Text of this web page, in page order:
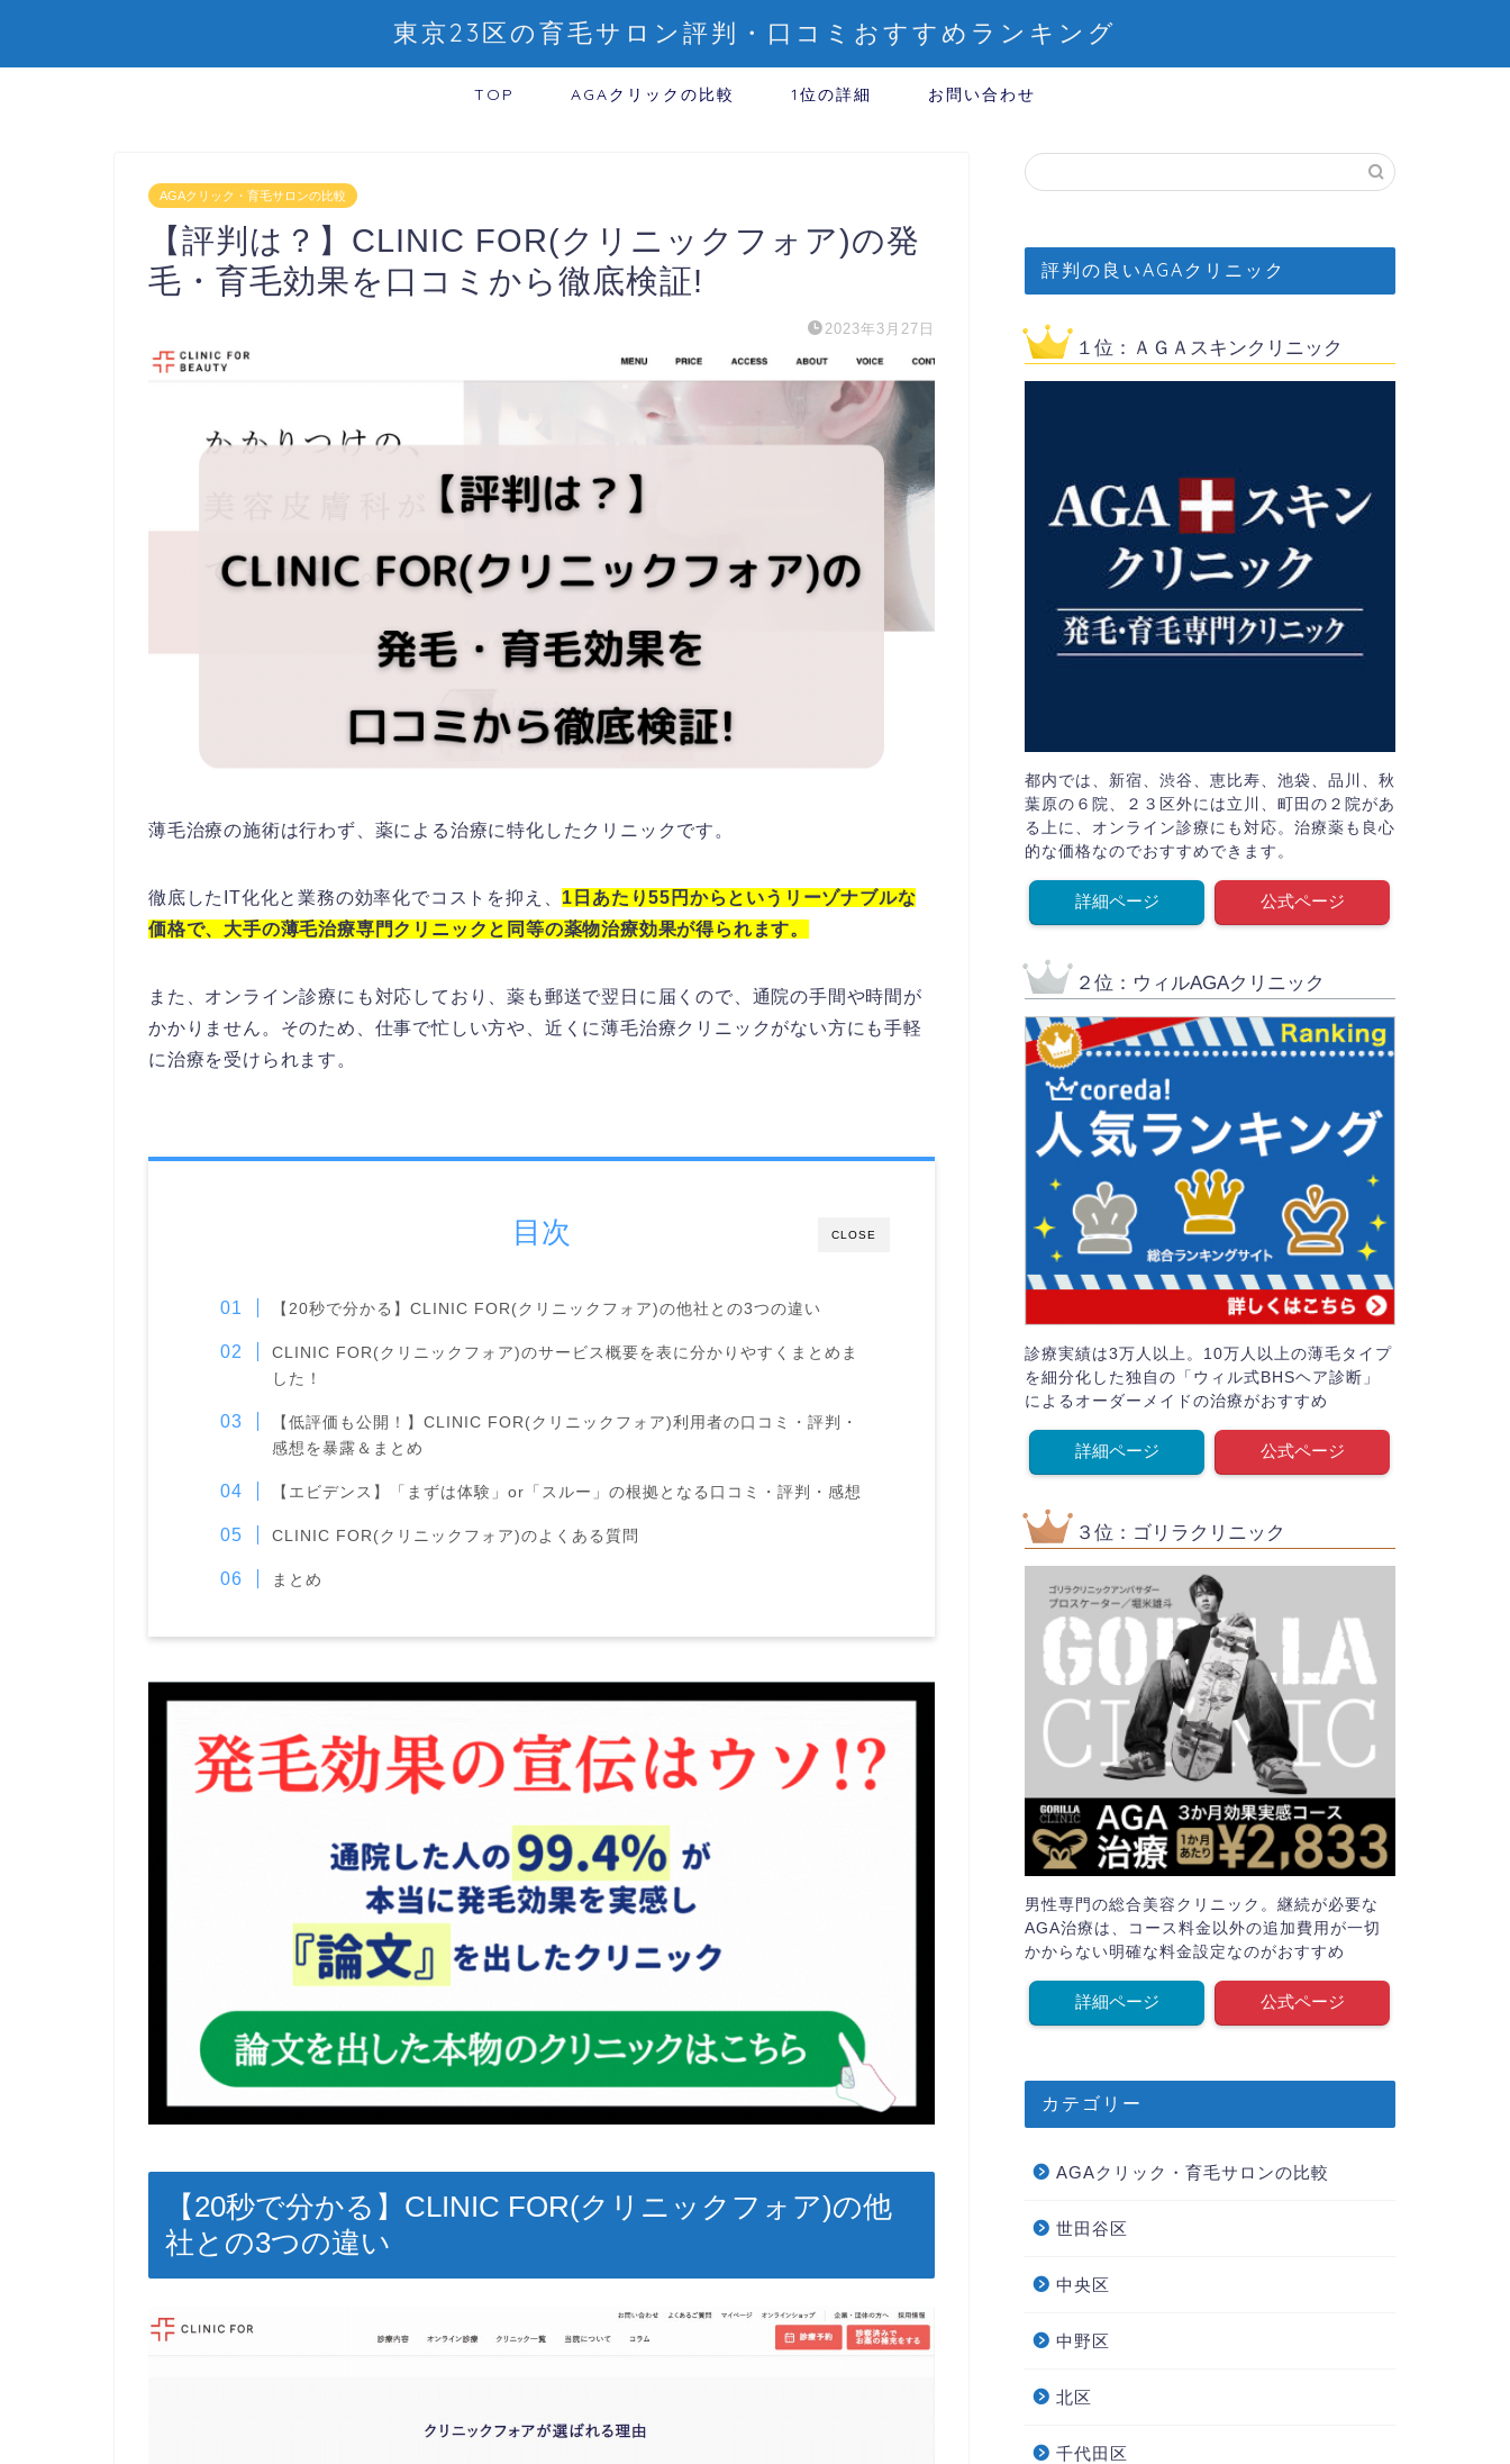
東京23区の育毛サロン評判・口コミおすすめランキング
TOP AGAクリックの比較 1位の詳細 お問い合わせ
AGAクリック・育毛サロンの比較
【評判は？】CLINIC FOR(クリニックフォア)の発
毛・育毛効果を口コミから徹底検証!
2023年3月27日
薄毛治療の施術は行わず、薬による治療に特化したクリニックです。
徹底したIT化化と業務の効率化でコストを抑え、 1日あたり55円からというリーゾナブルな
価格で、大手の薄毛治療専門クリニックと同等の薬物治療効果が得られます。
また、オンライン診療にも対応しており、薬も郵送で翌日に届くので、通院の手間や時間が
かかりません。そのため、仕事で忙しい方や、近くに薄毛治療クリニックがない方にも手軽
に治療を受けられます。
CLOSE
目次
【20秒で分かる】CLINIC FOR(クリニックフォア)の他社との3つの違い
CLINIC FOR(クリニックフォア)のサービス概要を表に分かりやすくまとめま
した！
【低評価も公開！】CLINIC FOR(クリニックフォア)利用者の口コミ・評判・
感想を暴露＆まとめ
【エビデンス】「まずは体験」or「スルー」の根拠となる口コミ・評判・感想
CLINIC FOR(クリニックフォア)のよくある質問
まとめ
【20秒で分かる】CLINIC FOR(クリニックフォア)の他
社との3つの違い
評判の良いAGAクリニック
１位：ＡＧＡスキンクリニック
都内では、新宿、渋谷、恵比寿、池袋、品川、秋
葉原の６院、２３区外には立川、町田の２院があ
る上に、オンライン診療にも対応。治療薬も良心
的な価格なのでおすすめできます。
詳細ページ 公式ページ
２位：ウィルAGAクリニック
診療実績は3万人以上。10万人以上の薄毛タイプ
を細分化した独自の「ウィル式BHSヘア診断」
によるオーダーメイドの治療がおすすめ
詳細ページ 公式ページ
３位：ゴリラクリニック
男性専門の総合美容クリニック。継続が必要な
AGA治療は、コース料金以外の追加費用が一切
かからない明確な料金設定なのがおすすめ
詳細ページ 公式ページ
カテゴリー
AGAクリック・育毛サロンの比較
世田谷区
中央区
中野区
北区
千代田区